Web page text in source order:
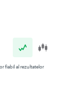
fiabil al rezultatelor